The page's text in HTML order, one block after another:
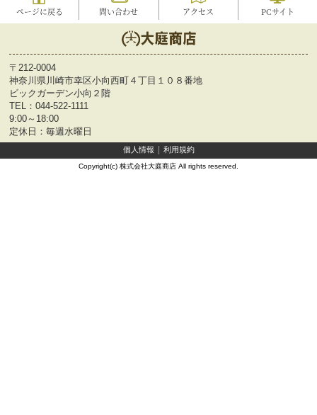
ページに戻る 問い合わせ アクセス PCサイト
〒212-0004
神奈川県川崎市幸区小向西町４丁目１０８番地
ビックガーデン小向２階
TEL： 044-522-1111
9:00～18:00
定休日：毎週水曜日
個人情報 利用規約
Copyright(c) 株式会社大庭商店 All rights reserved.